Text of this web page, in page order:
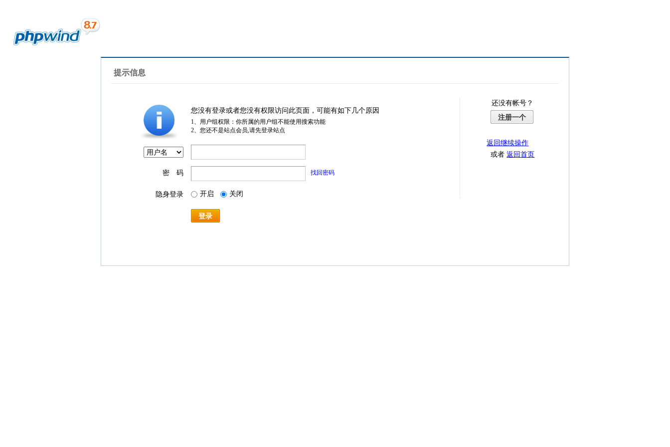
提示信息
您没有登录或者您没有权限访问此页面，可能有如下几个原因
1、用户组权限：你所属的用户组不能使用搜索功能
2、您还不是站点会员,请先登录站点
密 码 找回密码
隐身登录 开启 关闭
登录
还没有帐号？
注册一个
返回继续操作
或者返回首页